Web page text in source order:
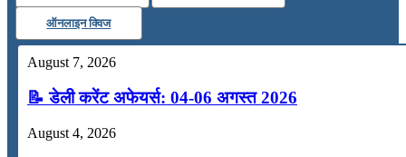
ऑनलाइन क्विज
August 7, 2026
📝 डेली करेंट अफेयर्स: 04-06 अगस्त 2026
August 4, 2026